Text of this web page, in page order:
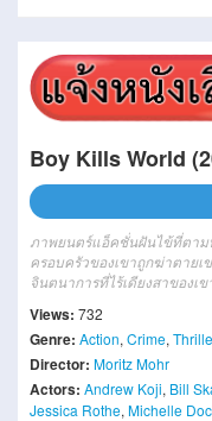
Boy Kills World
ภาพยนตร์แอ็คชั่นฝันไข้ที่ตา
ครอบครัวของเขาถูกฆ่าตายเ
จินตนาการที่ไร้เดียงสาของเ
Views: 732
Genre: Action, Crime,
Director: Moritz Mohr
Actors: Andrew Koji, Bill
Jessica Rothe, Michelle